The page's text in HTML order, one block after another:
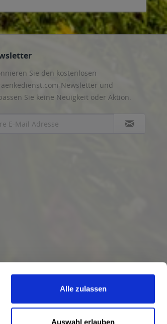
Alle zulassen
Auswahl erlauben
Freising,85375 Neufahrn bei
85521 Ottobrunn,85540 Haar
85551
,85598 Baldham 85599 Parsdorf ,85604
Sie den kostenlosen
Newsletter und
Sie keine Neuigkeit oder Aktion.